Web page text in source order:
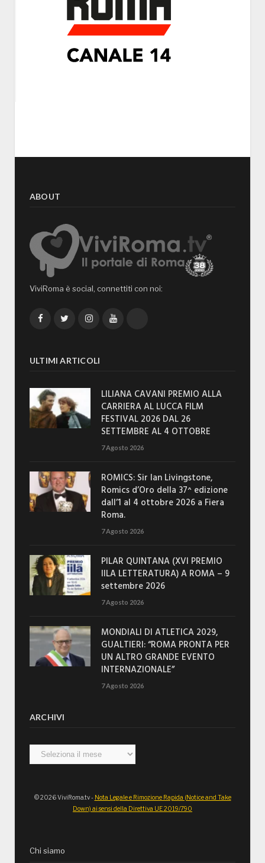
ABOUT
ViviRoma è social, connettiti con noi:
FacebookTwitterInstagramYouTube
ULTIMI ARTICOLI
LILIANA CAVANI PREMIO ALLA
CARRIERA AL LUCCA FILM
FESTIVAL 2026 DAL 26
SETTEMBRE AL 4 OTTOBRE
7 Agosto 2026
ROMICS: Sir Ian Livingstone,
Romics d’Oro della 37^ edizione
dall’1 al 4 ottobre 2026 a Fiera
Roma.
7 Agosto 2026
PILAR QUINTANA (XVI PREMIO
IILA LETTERATURA) A ROMA – 9
settembre 2026
7 Agosto 2026
MONDIALI DI ATLETICA 2029,
GUALTIERI: “ROMA PRONTA PER
UN ALTRO GRANDE EVENTO
INTERNAZIONALE”
7 Agosto 2026
ARCHIVI
Archivi
© 2026 ViviRoma.tv - Nota Legale e Rimozione Rapida (Notice and Take
Down) ai sensi della Direttiva UE 2019/790
Chi siamo